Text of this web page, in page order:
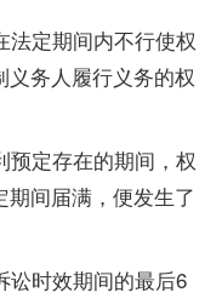
定期间内不行使权
务人履行义务的权
定存在的期间，权
间届满，便发生了
时效期间的最后6